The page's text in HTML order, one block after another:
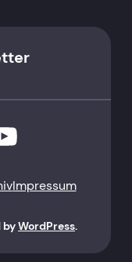
YouTube
Impressum
byWordPress.